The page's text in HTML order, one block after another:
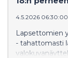
4.5.2026 06:30:00
Lapsettomien
- tahattomasti